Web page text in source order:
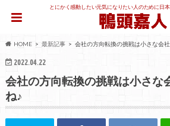
とにかく感動したい元気になりたい人のために日
HOME 最新記事 会社の方向転換の挑戦は小さな会
2022.04.22
会社の方向転換の挑戦は小さな
ね♪